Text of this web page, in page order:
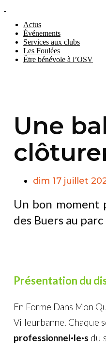
Actus
Événements
Services aux clubs
Les Foulées
Être bénévole à l’OSV
Une
dim 17 juillet
Un bon moment
des Buers au
Présentation du
En Forme Dans Mon
Villeurbanne. Chaque
professionnel·le·s du